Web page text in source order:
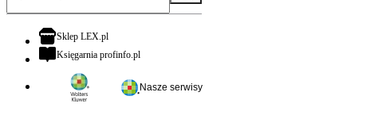
Sklep LEX.plotwiera się w nowej karcie
Księgarnia profinfo.plotwiera się w nowej karcie
Nasze serwisy